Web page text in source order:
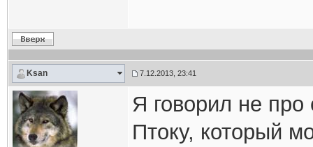
Ksan 7.12.2013, 23:41
Я говорил не про
Птоку, который